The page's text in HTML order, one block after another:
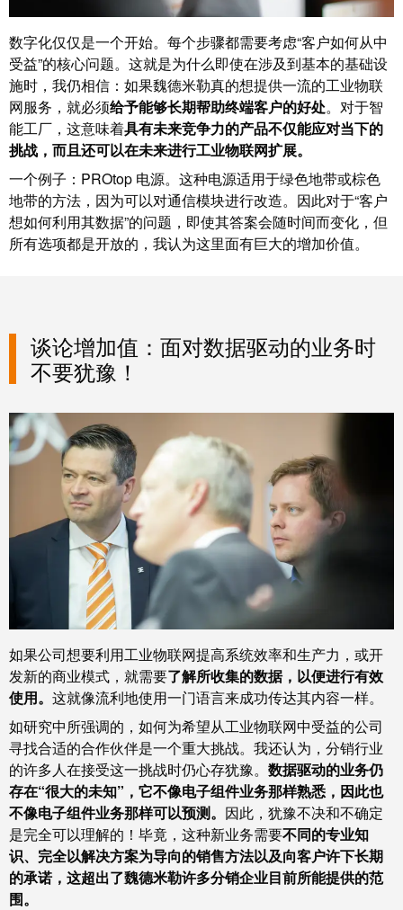
化
和
软
件
控
制
器
I/O
系
统
以
太
网
触
摸
屏
工
程
设
计
和
可
视
化
工
具
测
量
及
监
控
系
9.6
亿
欧
元
魏
德
米
勒
SNAP
IN
术
荣
获
2022
年
德
国
创
新
奖
Joachim
Herz
基
金
会
投
资
入
股
魏
德
米
勒
数字化仅仅是一个开始。每个步骤都需要考虑“客户如何从中
受益”的核心问题。这就是为什么即使在涉及到基本的基础设
施时，我仍相信：如果魏德米勒真的想提供一流的工业物联
网服务，就必须给予能够长期帮助终端客户的好处。对于智
能工厂，这意味着具有未来竞争力的产品不仅能应对当下的
挑战，而且还可以在未来进行工业物联网扩展。
一个例子：PROtop 电源。这种电源适用于绿色地带或棕色
地带的方法，因为可以对通信模块进行改造。因此对于“客户
想如何利用其数据”的问题，即使其答案会随时间而变化，但
所有选项都是开放的，我认为这里面有巨大的增加价值。
谈论增加值：面对数据驱动的业务时
不要犹豫！
如果公司想要利用工业物联网提高系统效率和生产力，或开
发新的商业模式，就需要了解所收集的数据，以便进行有效
使用。 这就像流利地使用一门语言来成功传达其内容一样。
如研究中所强调的，如何为希望从工业物联网中受益的公司
寻找合适的合作伙伴是一个重大挑战。我还认为，分销行业
的许多人在接受这一挑战时仍心存犹豫。 数据驱动的业务仍
存在“很大的未知”，它不像电子组件业务那样熟悉，因此也
不像电子组件业务那样可以预测。 因此，犹豫不决和不确定
是完全可以理解的！毕竟，这种新业务需要不同的专业知
识、完全以解决方案为导向的销售方法以及向客户许下长期
的承诺，这超出了魏德米勒许多分销企业目前所能提供的范
围。